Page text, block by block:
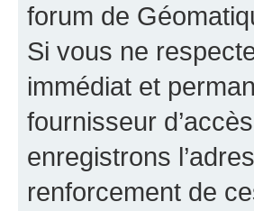
forum de
Si vous ne
immédiat et
fournisseur
enregistrons
renforcement de